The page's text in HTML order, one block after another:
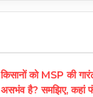
किसानों को MSP की
असभंव है? समझिए, कहां